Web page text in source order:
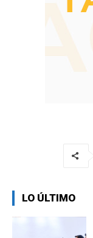
LO ÚLTIMO